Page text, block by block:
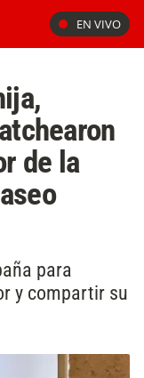
EN VIVO
de la
para
y compartir su